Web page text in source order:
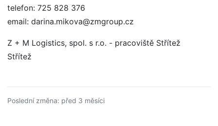
telefon: 725 828 376
email: darina.mikova@zmgroup.cz
Z + M Logistics, spol. s r.o. - pracoviště Střítež
Střítež
Poslední změna: před 3 měsíci